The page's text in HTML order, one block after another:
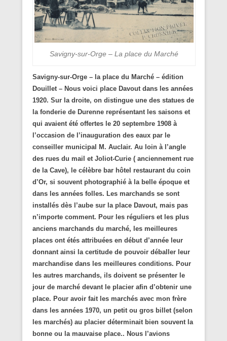
Savigny-sur-Orge – La place du Marché
Savigny-sur-Orge – la place du Marché – édition
Douillet – Nous voici place Davout dans les années
1920. Sur la droite, on distingue une des statues de
la fonderie de Durenne représentant les saisons et
qui avaient été offertes le 20 septembre 1908 à
l’occasion de l’inauguration des eaux par le
conseiller municipal M. Auclair. Au loin à l’angle
des rues du mail et Joliot-Curie ( anciennement rue
de la Cave), le célèbre bar hôtel restaurant du coin
d’Or, si souvent photographié à la belle époque et
dans les années folles. Les marchands se sont
installés dès l’aube sur la place Davout, mais pas
n’importe comment. Pour les réguliers et les plus
anciens marchands du marché, les meilleures
places ont étés attribuées en début d’année leur
donnant ainsi la certitude de pouvoir déballer leur
marchandise dans les meilleures conditions. Pour
les autres marchands, ils doivent se présenter le
jour de marché devant le placier afin d’obtenir une
place. Pour avoir fait les marchés avec mon frère
dans les années 1970, un petit ou gros billet (selon
les marchés) au placier déterminait bien souvent la
bonne ou la mauvaise place.. Nous l’avions